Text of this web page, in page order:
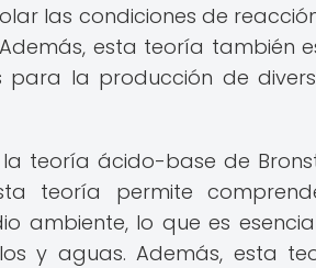
las condiciones de
esta teoría también
para la producción de
teoría ácido-base de
teoría permite
ambiente, lo que es
y aguas. Además, esta